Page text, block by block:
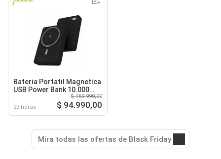
Bateria Portatil Magnetica
USB Power Bank 10.000
23 horas
$ 169.990,00
$ 94.990,00
Mira todas las ofertas de Black Friday